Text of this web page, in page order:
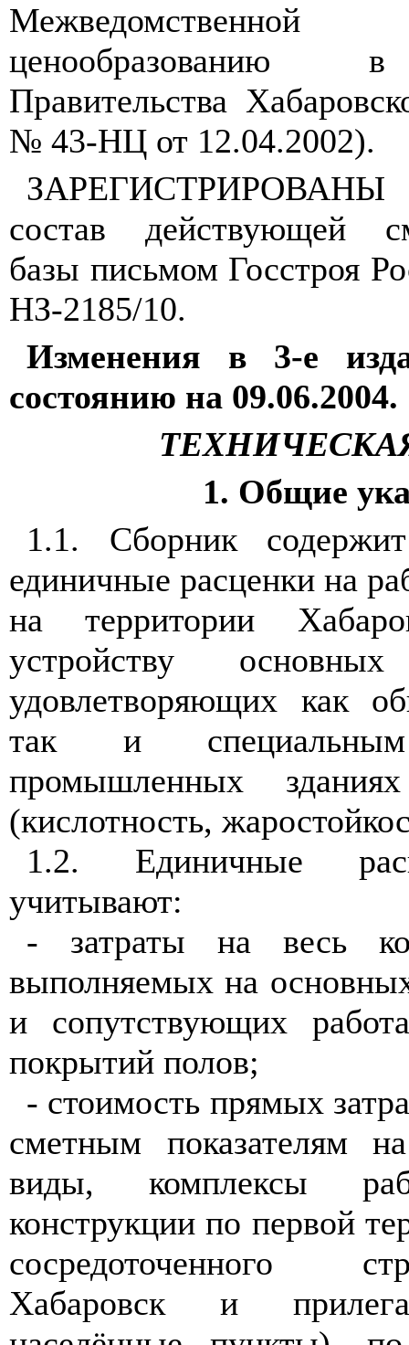
ценообразованию в
Правительства
№ 43-НЦ от 12.04.2002).
состав действующей
базы письмом Госстроя
НЗ-2185/10.
Изменения в 3-е
состоянию на 09.06.2004.
1. Общие
1.1. Сборник
единичные расценки на
на территории
устройству
удовлетворяющих как
так и
промышленных
(кислотность,
1.2. Единичные
учитывают:
- затраты на весь
выполняемых на
и сопутствующих
покрытий полов;
- стоимость прямых
сметным показателям
виды, комплексы
конструкции по первой
сосредоточенного
Хабаровск и